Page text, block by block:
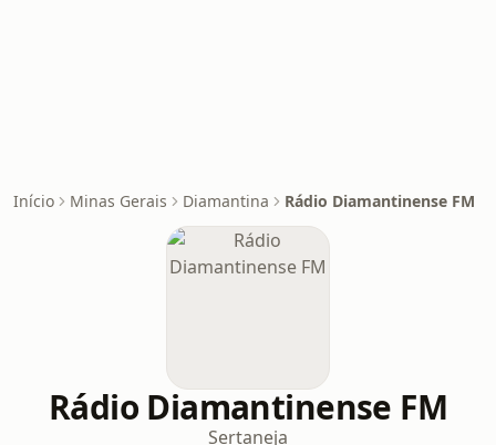
Início Minas Gerais Diamantina Rádio Diamantinense FM
Rádio Diamantinense FM
Sertaneja